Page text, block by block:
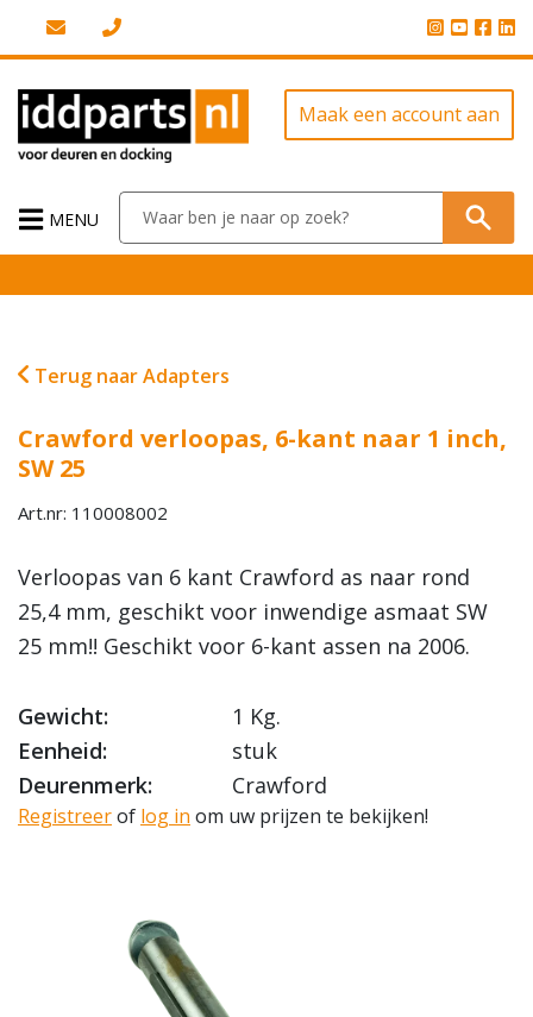
Maak een account aan
MENU
Terug naar Adapters
Crawford verloopas, 6-kant naar 1 inch,
SW 25
Art.nr: 110008002
Verloopas van 6 kant Crawford as naar rond
25,4 mm, geschikt voor inwendige asmaat SW
25 mm!! Geschikt voor 6-kant assen na 2006.
Gewicht:
1 Kg.
Eenheid:
stuk
Deurenmerk:
Crawford
Registreerof log in om uw prijzen te bekijken!